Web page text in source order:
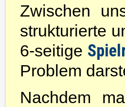
Zwischen
strukturierte
6-seitige
Problem
Nachdem